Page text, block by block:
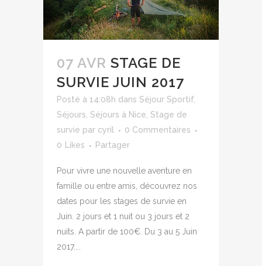
07 AVR STAGE DE
SURVIE JUIN 2017
Posté à 14:08h dans Séjour Sportif,
Séjours, Séjours à Nice, Stage de
survie par cyril
0 Commentaires
0 Likes Partager
Pour vivre une nouvelle aventure en
famille ou entre amis, découvrez nos
dates pour les stages de survie en
Juin. 2 jours et 1 nuit ou 3 jours et 2
nuits. A partir de 100€. Du 3 au 5 Juin
2017....